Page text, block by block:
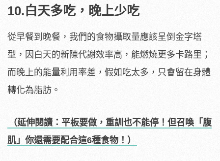
10.白天多吃，晚上少吃
從早餐到晚餐，我們的食物攝取量應該呈倒金字塔
型，因白天的新陳代謝效率高，能燃燒更多卡路里；
而晚上的能量利用率差，假如吃太多，只會留在身體
轉化為脂肪。
（延伸閱讀：平板要做，重訓也不能停！但召喚「腹
肌」你還需要配合這6種食物！）